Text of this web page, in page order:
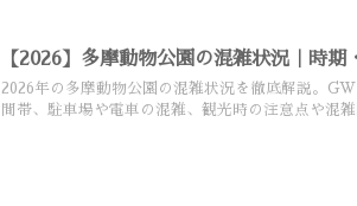
【2026】多摩動物公園の混雑状況｜時
2026年の多摩動物公園の混雑状況を徹底解説。
間帯、駐車場や電車の混雑、観光時の注意点や混